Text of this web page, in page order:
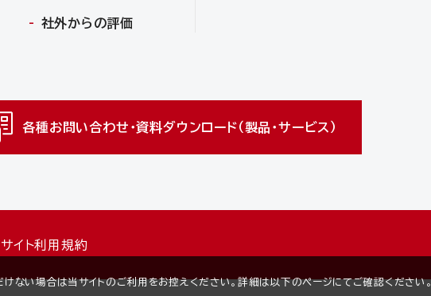
ない場合は当サイトのご利用をお控えください。詳細は以下のページにてご確認ください
社外からの評価
各種お問い合わせ・資料ダウンロード（製品・サービス）
イト利用規約